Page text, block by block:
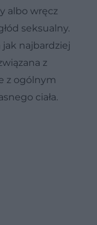
albo wręcz
seksualny.
najbardziej
z
z ogólnym
ciała.